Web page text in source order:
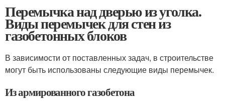
Перемычка над дверью из уголка.
Виды перемычек для стен из
газобетонных блоков
В зависимости от поставленных задач, в строительстве
могут быть использованы следующие виды перемычек.
Из армированного газобетона